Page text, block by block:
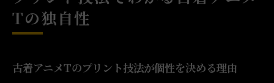
Tの独自性
古着アニメTのプリント技法が個性を決める理由